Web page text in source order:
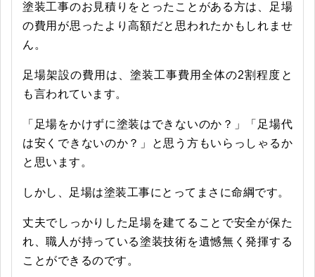
塗装工事のお見積りをとったことがある方は、足場
の費用が思ったより高額だと思われたかもしれませ
ん。
足場架設の費用は、塗装工事費用全体の2割程度と
も言われています。
「足場をかけずに塗装はできないのか？」「足場代
は安くできないのか？」と思う方もいらっしゃるか
と思います。
しかし、足場は塗装工事にとってまさに命綱です。
丈夫でしっかりした足場を建てることで安全が保た
れ、職人が持っている塗装技術を遺憾無く発揮する
ことができるのです。